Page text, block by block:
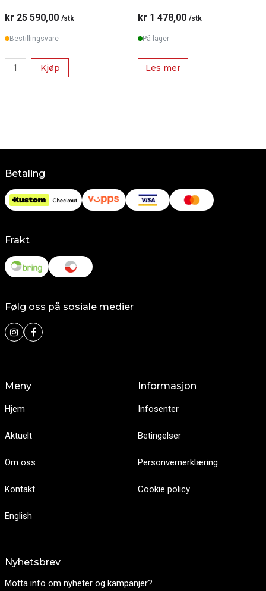
kr 25 590,00 /stk
Bestillingsvare
Kjøp
kr 1 478,00 /stk
På lager
Les mer
Betaling
Frakt
Følg oss på sosiale medier
Meny
Hjem
Aktuelt
Om oss
Kontakt
English
Informasjon
Infosenter
Betingelser
Personvernerklæring
Cookie policy
Nyhetsbrev
Motta info om nyheter og kampanjer?